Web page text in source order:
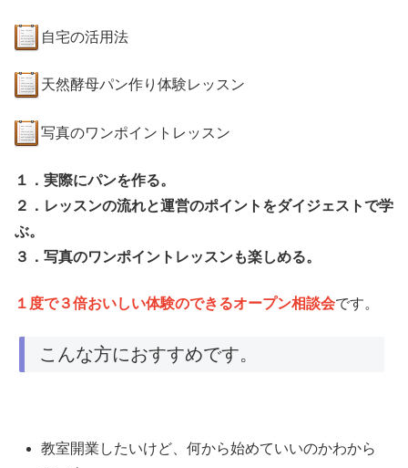
自宅の活用法
天然酵母パン作り体験レッスン
写真のワンポイントレッスン
１．実際にパンを作る。
２．レッスンの流れと運営のポイントをダイジェストで学
ぶ。
３．写真のワンポイントレッスンも楽しめる。
１度で３倍おいしい体験のできるオープン相談会です。
こんな方におすすめです。
教室開業したいけど、何から始めていいのかわから